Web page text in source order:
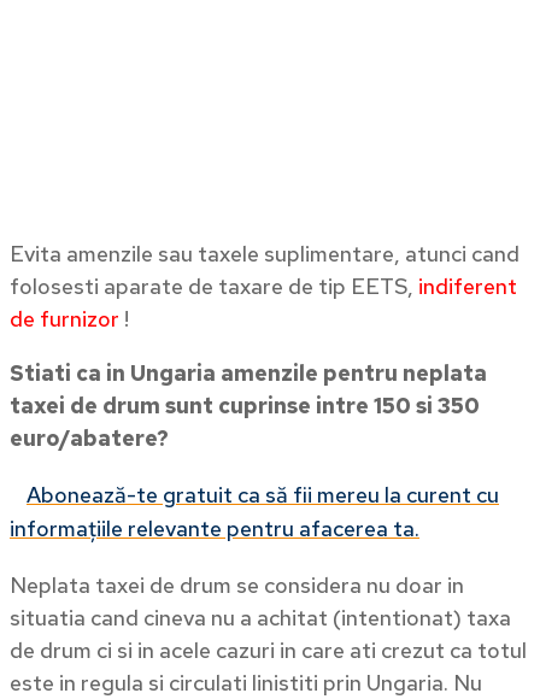
Evita amenzile sau taxele suplimentare, atunci cand
folosesti aparate de taxare de tip EETS, indiferent
de furnizor !
Stiati ca in Ungaria amenzile pentru neplata
taxei de drum sunt cuprinse intre 150 si 350
euro/abatere?
Abonează-te gratuit ca să fii mereu la curent cu
informațiile relevante pentru afacerea ta.
Neplata taxei de drum se considera nu doar in
situatia cand cineva nu a achitat (intentionat) taxa
de drum ci si in acele cazuri in care ati crezut ca totul
este in regula si circulati linistiti prin Ungaria. Nu